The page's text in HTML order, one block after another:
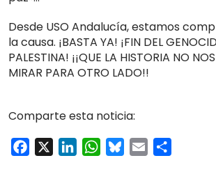
Desde USO Andalucía, estamos
la causa. ¡BASTA YA! ¡FIN DEL
PALESTINA! ¡¡QUE LA HISTORIA NO
MIRAR PARA OTRO LADO!!
Comparte esta noticia:
Facebook LinkedInWhatsApp
Bluesky
Email